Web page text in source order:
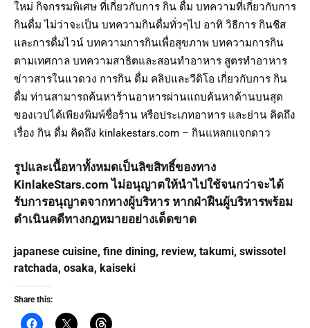
ใหม่ กิจกรรมพิเศษ ที่เกี่ยวกับการ กิน ดื่ม บทความที่เกี่ยวกับการ
กินดื่ม ไม่ว่าจะเป็น บทความกินดื่มทั่วๆไป อาทิ วิธีการ กินชีส
และการดื่มไวน์ บทความการกินเพื่อสุขภาพ บทความการกิน
ตามเทศกาล บทความสาธิตและสอนทำอาหาร สูตรทำอาหาร
ข่าวสารในแวดวง การกิน ดื่ม คลิปและวีดิโอ เกี่ยวกับการ กิน
ดื่ม ท่านสามารถค้นหาร้านอาหารผ่านแถบค้นหาด้านบนสุด
ของเวปได้เพียงพิมพ์ชื่อร้าน หรือประเภทอาหาร และย่าน คิดถึง
เรื่อง กิน ดื่ม คิดถึง kinlakestars.com – กินแหลกแจกดาว
รูปและเนื้อหาทั้งหมดเป็นลิขสิทธิ์ของทาง
KinlakeStars.com ไม่อนุญาตให้นำไปใช้จนกว่าจะได้
รับการอนุญาตจากทางผู้บริหาร หากฝ่าฝืนผู้บริหารพร้อม
ดำเนินคดีทางกฎหมายอย่างเด็ดขาด
japanese cuisine, fine dining, review, takumi, swissotel
ratchada, osaka, kaiseki
Share this: